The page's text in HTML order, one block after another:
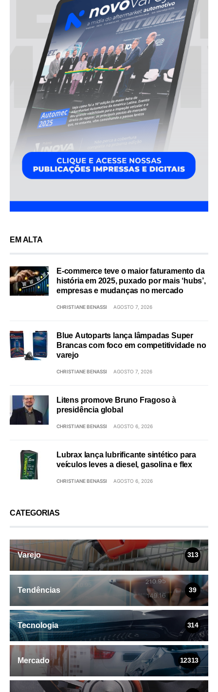
EM ALTA
E-commerce teve o maior faturamento da
história em 2025, puxado por mais ‘hubs’,
empresas e mudanças no mercado
CHRISTIANE BENASSI AGOSTO 7, 2026
Blue Autoparts lança lâmpadas Super
Brancas com foco em competitividade no
varejo
CHRISTIANE BENASSI AGOSTO 7, 2026
Litens promove Bruno Fragoso à
presidência global
CHRISTIANE BENASSI AGOSTO 6, 2026
Lubrax lança lubrificante sintético para
veículos leves a diesel, gasolina e flex
CHRISTIANE BENASSI AGOSTO 6, 2026
CATEGORIAS
Varejo 313
Tendências 39
Tecnologia 314
Mercado 12313